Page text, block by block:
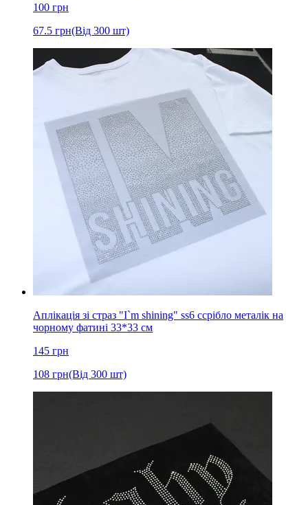
100 грн
67.5 грн(Від 300 шт)
Аплікація зі страз "I`m shining" ss6 cсрібло металік на
чорному фатині 33*33 см
145 грн
108 грн(Від 300 шт)